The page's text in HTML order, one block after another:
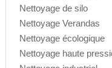
Nettoyage de silo
Nettoyage Verandas
Nettoyage écologique
Nettoyage haute